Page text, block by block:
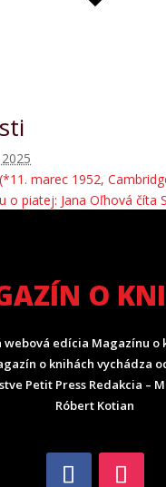
marec 1952,
o piatej: Jana Oľhová číta
O
webová edícia Magazínu o
o knihách vychádza
Petit Press Redakcia –
Róbert Kotian